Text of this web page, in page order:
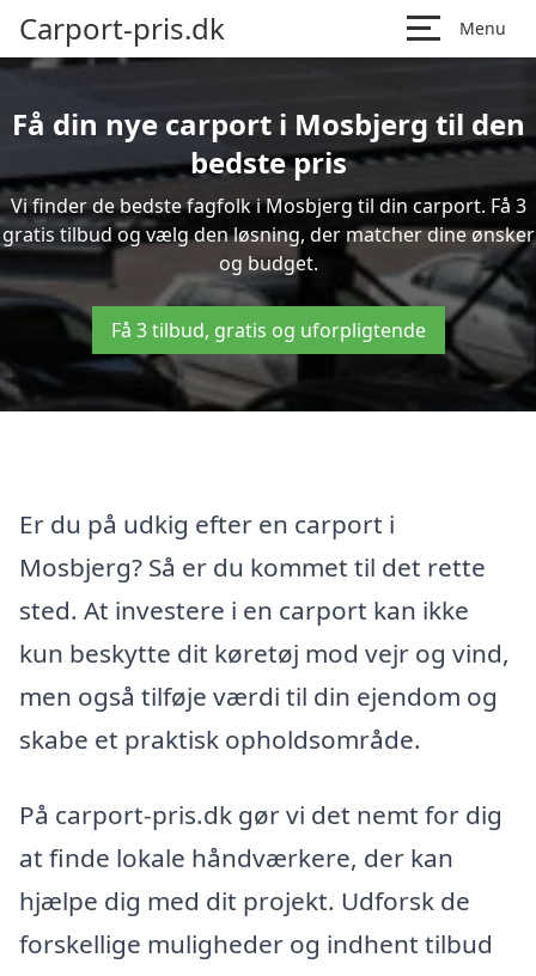
Carport-pris.dk Menu
Få din nye carport i Mosbjerg til den
bedste pris
Vi finder de bedste fagfolk i Mosbjerg til din carport. Få 3
gratis tilbud og vælg den løsning, der matcher dine ønsker
og budget.
Få 3 tilbud, gratis og uforpligtende
Er du på udkig efter en carport i
Mosbjerg? Så er du kommet til det rette
sted. At investere i en carport kan ikke
kun beskytte dit køretøj mod vejr og vind,
men også tilføje værdi til din ejendom og
skabe et praktisk opholdsområde.
På carport-pris.dk gør vi det nemt for dig
at finde lokale håndværkere, der kan
hjælpe dig med dit projekt. Udforsk de
forskellige muligheder og indhent tilbud